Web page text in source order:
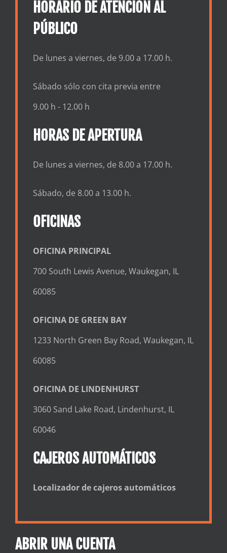
HORARIO DE ATENCIÓN AL
PÚBLICO
De lunes a viernes, de 9.00 a 17.00 h.
Sábado sólo con cita previa entre
9.00 h - 12.00 h
HORAS DE APERTURA
De lunes a viernes, de 8.00 a 17.00 h.
Sábado, de 8.00 a 13.00 h.
OFICINAS
OFICINA PRINCIPAL
700 South Lewis Avenue, Waukegan, IL
60085
OFICINA DE GREEN BAY
1233 North Green Bay Road, Waukegan, IL
60085
OFICINA DE LINDENHURST
3060 Sand Lake Road, Lindenhurst, IL
60046
CAJEROS AUTOMÁTICOS
Localizador de cajeros automáticos
ABRIR UNA CUENTA